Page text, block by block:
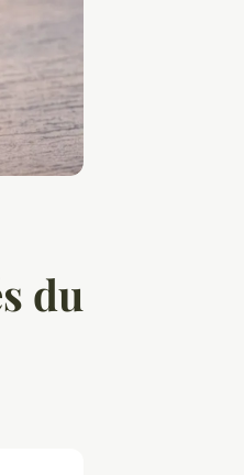
du